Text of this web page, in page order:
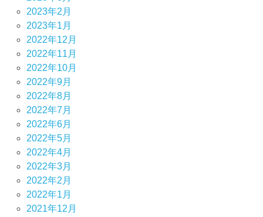
2023年2月
2023年1月
2022年12月
2022年11月
2022年10月
2022年9月
2022年8月
2022年7月
2022年6月
2022年5月
2022年4月
2022年3月
2022年2月
2022年1月
2021年12月